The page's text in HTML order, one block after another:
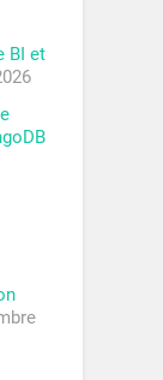
BI et